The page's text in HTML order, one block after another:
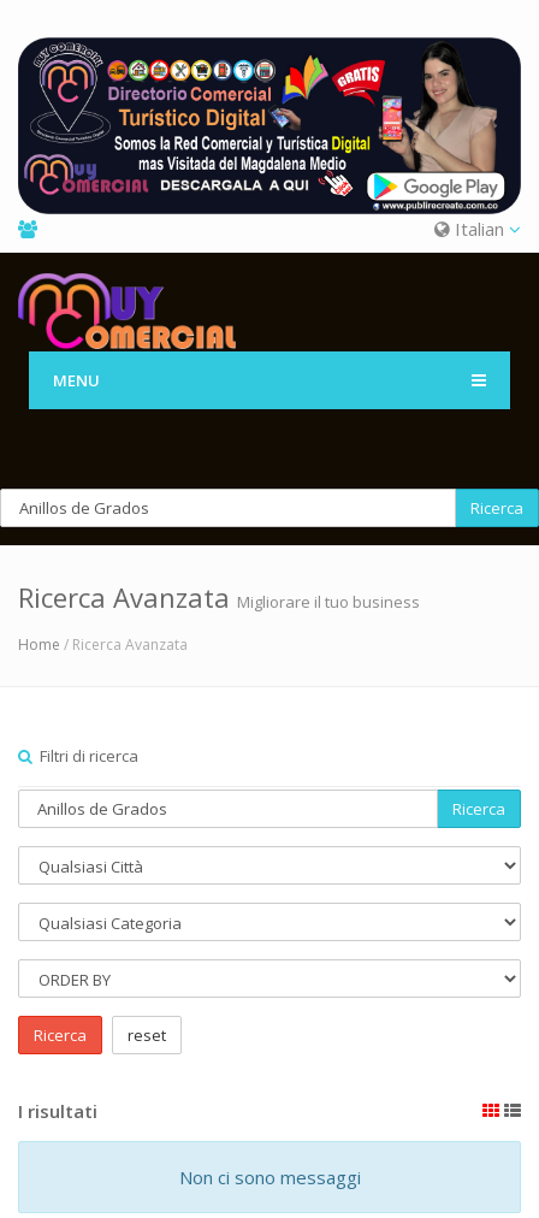
Italian
MENU
Ricerca
Ricerca Avanzata Migliorare il tuo business
Home / Ricerca Avanzata
Filtri di ricerca
Ricerca
Ricerca reset
I risultati
Non ci sono messaggi